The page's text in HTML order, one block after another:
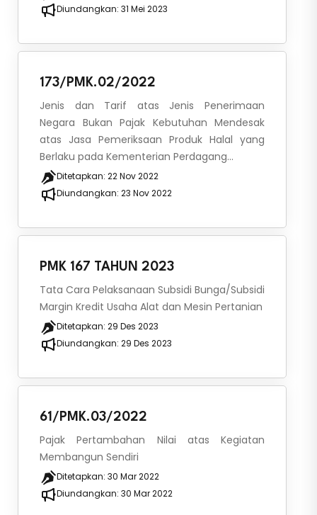
Diundangkan: 31 Mei 2023
173/PMK.02/2022
Jenis dan Tarif atas Jenis Penerimaan
Negara Bukan Pajak Kebutuhan Mendesak
atas Jasa Pemeriksaan Produk Halal yang
Berlaku pada Kementerian Perdagang...
Ditetapkan: 22 Nov 2022
Diundangkan: 23 Nov 2022
PMK 167 TAHUN 2023
Tata Cara Pelaksanaan Subsidi Bunga/Subsidi
Margin Kredit Usaha Alat dan Mesin Pertanian
Ditetapkan: 29 Des 2023
Diundangkan: 29 Des 2023
61/PMK.03/2022
Pajak Pertambahan Nilai atas Kegiatan
Membangun Sendiri
Ditetapkan: 30 Mar 2022
Diundangkan: 30 Mar 2022